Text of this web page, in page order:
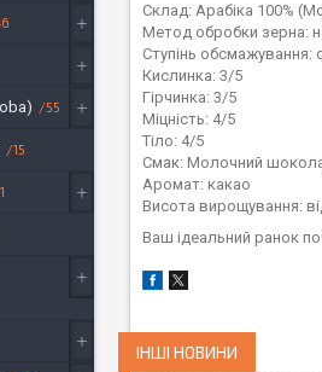
Склад: Арабіка 100%
Метод обробки зерна:
Ступінь обсмажування:
Кислинка: 3/5
Гірчинка: 3/5
Міцність: 4/5
Тіло: 4/5
Смак: Молочний
Аромат: какао
Висота вирощування:
Ваш ідеальний ранок
ІНШІ НОВИНИ
55
15